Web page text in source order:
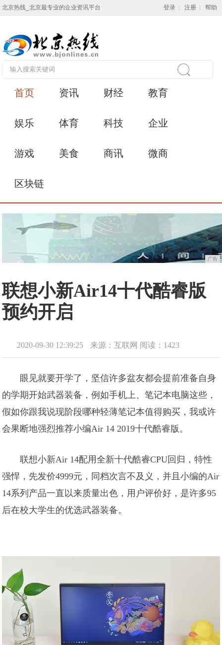
北京热线_北京最专业的企业资讯平台 登录 注册 帮助
首页 资讯 财经 教育
娱乐 体育 科技 企业
游戏 美食 商讯 微商
区块链
广告
联想小新Air14十代酷睿版
预约开启
2020-09-30 12:39:25 来源：互联网 阅读：1423
眼见就要开学了，坚信许多盆友都会提前准备自身
的学期开始武器装备，例如手机上、笔记本电脑这些，
假如你跟我说现阶段哪种轻薄笔记本值得购买，我或许
会果断地强烈推荐小编Air 14 2019十代酷睿版。
联想小新Air 14配用全新十代酷睿CPU回归，特性
强悍，先发价4999元，同档次言不及义，并且小编的Air
14系列产品一直以来质量出色，用户评价好，是许多95
后在校大学生的优选武器装备。